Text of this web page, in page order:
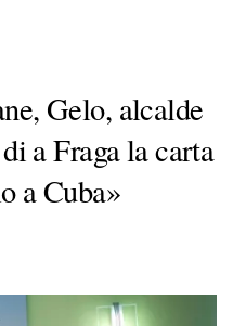
Gelo, alcalde
a Fraga la carta
a Cuba»